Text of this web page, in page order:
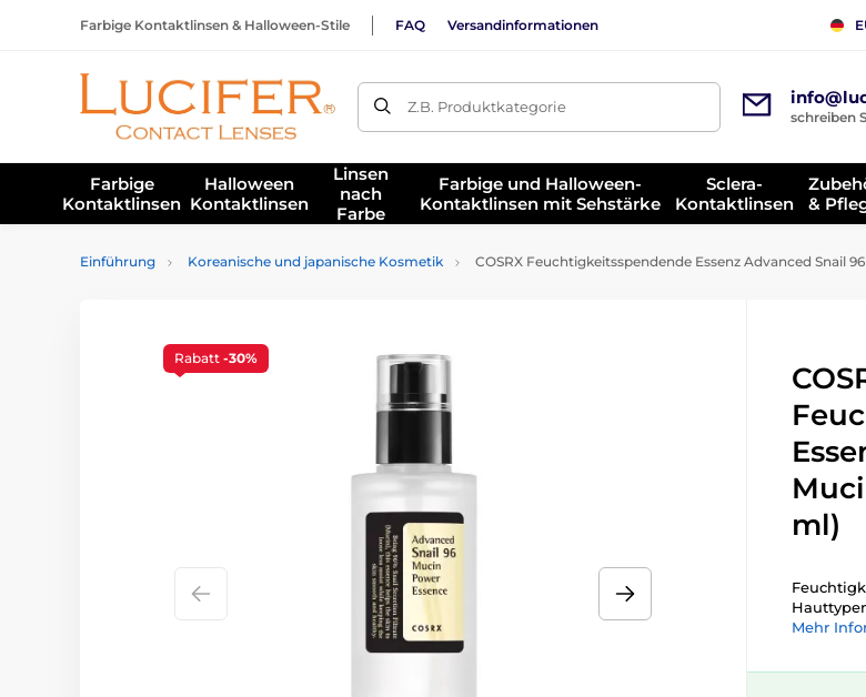
Farbige Kontaktlinsen & Halloween-Stile FAQ Versandinformationen
Z.B. Produktkategorie
schreiben
Farbige
Kontaktlinsen
Halloween
Kontaktlinsen
Linsen
nach
Farbe
Farbige und Halloween-
Kontaktlinsen mit Sehstärke
Sclera-
Kontaktlinsen
&
Einführung Koreanische und japanische Kosmetik COSRX Feuchtigkeitsspendende Essenz Advanced Snail
Rabatt -30%
ml)
Mehr